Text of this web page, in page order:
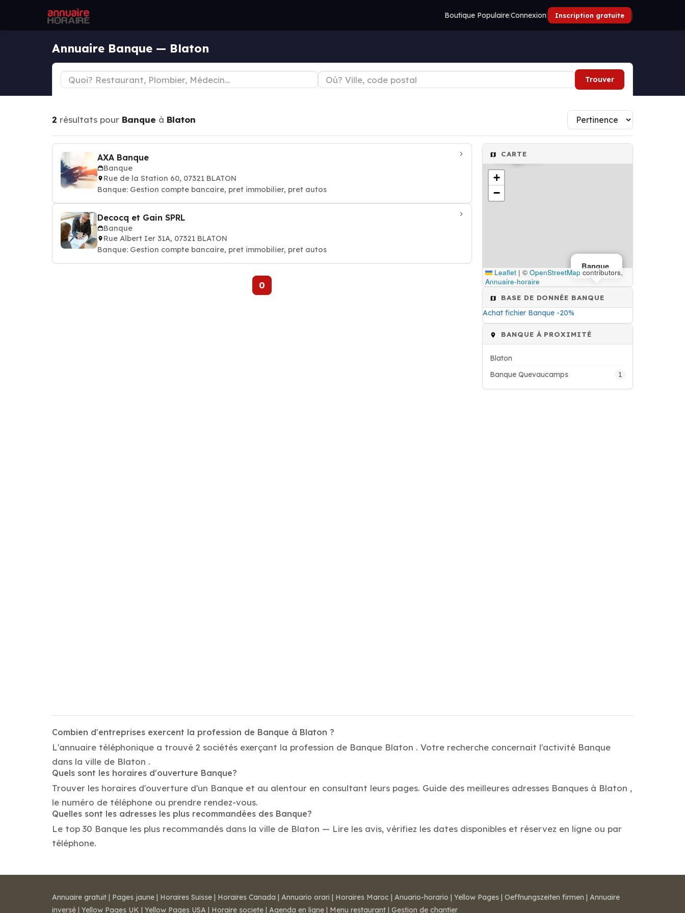
Boutique Populaire|Connexion| Inscription gratuite |
Annuaire Banque — Blaton
Trouver
2 résultats pour Banque à Blaton
AXA Banque
Banque
Rue de la Station 60, 07321 BLATON
Banque: Gestion compte bancaire, pret immobilier, pret autos
Decocq et Gain SPRL
Banque
Rue Albert Ier 31A, 07321 BLATON
Banque: Gestion compte bancaire, pret immobilier, pret autos
0
CARTE
Banque
+
−
Leaflet | © OpenStreetMap contributors,
Annuaire-horaire
BASE DE DONNÉE BANQUE
Achat fichier Banque -20%
BANQUE À PROXIMITÉ
Blaton
Banque Quevaucamps
1
Combien d'entreprises exercent la profession de Banque à Blaton ?
L'annuaire téléphonique a trouvé 2 sociétés exerçant la profession de Banque Blaton . Votre recherche concernait l'activité Banque
dans la ville de Blaton .
Quels sont les horaires d'ouverture Banque?
Trouver les horaires d'ouverture d'un Banque et au alentour en consultant leurs pages. Guide des meilleures adresses Banques à Blaton ,
le numéro de téléphone ou prendre rendez-vous.
Quelles sont les adresses les plus recommandées des Banque?
Le top 30 Banque les plus recommandés dans la ville de Blaton — Lire les avis, vérifiez les dates disponibles et réservez en ligne ou par
téléphone.
Annuaire gratuit | Pages jaune | Horaires Suisse | Horaires Canada | Annuario orari | Horaires Maroc | Anuario-horario | Yellow Pages | Oeffnungszeiten firmen | Annuaire
inversé | Yellow Pages UK | Yellow Pages USA | Horaire societe | Agenda en ligne | Menu restaurant | Gestion de chantier